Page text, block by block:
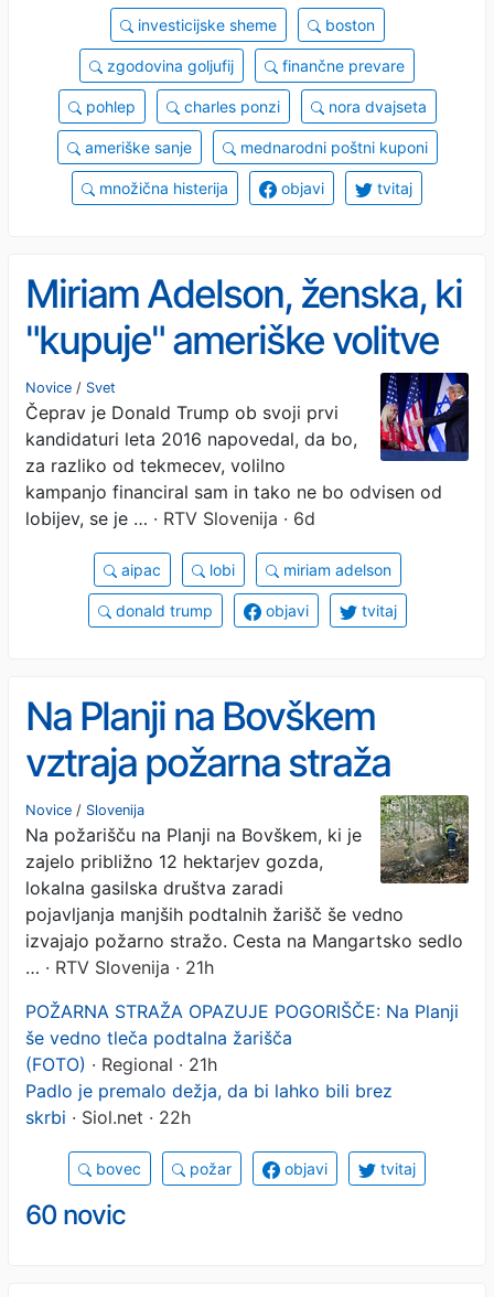
investicijske sheme boston
zgodovina goljufij finančne prevare
pohlep charles ponzi nora dvajseta
ameriške sanje mednarodni poštni kuponi
množična histerija objavi tvitaj
Miriam Adelson, ženska, ki
"kupuje" ameriške volitve
Novice / Svet
Čeprav je Donald Trump ob svoji prvi
kandidaturi leta 2016 napovedal, da bo,
za razliko od tekmecev, volilno
kampanjo financiral sam in tako ne bo odvisen od
lobijev, se je … · RTV Slovenija · 6d
aipac lobi miriam adelson
donald trump objavi tvitaj
Na Planji na Bovškem
vztraja požarna straža
Novice / Slovenija
Na požarišču na Planji na Bovškem, ki je
zajelo približno 12 hektarjev gozda,
lokalna gasilska društva zaradi
pojavljanja manjših podtalnih žarišč še vedno
izvajajo požarno stražo. Cesta na Mangartsko sedlo
… · RTV Slovenija · 21h
POŽARNA STRAŽA OPAZUJE POGORIŠČE: Na Planji
še vedno tleča podtalna žarišča
(FOTO) · Regional · 21h
Padlo je premalo dežja, da bi lahko bili brez
skrbi · Siol.net · 22h
bovec požar objavi tvitaj
60 novic